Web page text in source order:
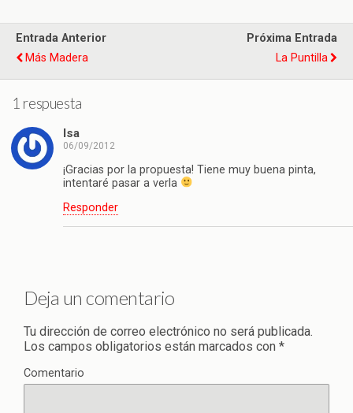
Entrada Anterior
Más Madera
Próxima Entrada
La Puntilla
1 respuesta
Isa
06/09/2012
¡Gracias por la propuesta! Tiene muy buena pinta,
intentaré pasar a verla
Responder
Deja un comentario
Tu dirección de correo electrónico no será publicada.
Los campos obligatorios están marcados con *
Comentario